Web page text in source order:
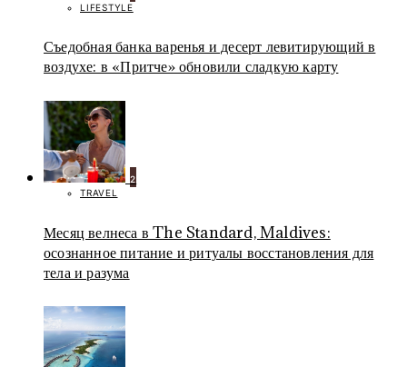
LIFESTYLE
Съедобная банка варенья и десерт левитирующий в
воздухе: в «Притче» обновили сладкую карту
2
TRAVEL
Месяц велнеса в The Standard, Maldives:
осознанное питание и ритуалы восстановления для
тела и разума